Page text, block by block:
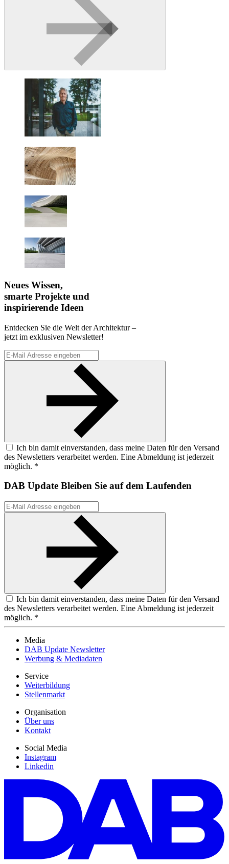
Neues Wissen,
smarte Projekte und
inspirierende Ideen
Entdecken Sie die Welt der Architektur –
jetzt im exklusiven Newsletter!
Ich bin damit einverstanden, dass meine Daten für den Versand
des Newsletters verarbeitet werden. Eine Abmeldung ist jederzeit
möglich. *
DAB Update Bleiben Sie auf dem Laufenden
Ich bin damit einverstanden, dass meine Daten für den Versand
des Newsletters verarbeitet werden. Eine Abmeldung ist jederzeit
möglich. *
Media
DAB Update Newsletter
Werbung & Mediadaten
Service
Weiterbildung
Stellenmarkt
Organisation
Über uns
Kontakt
Social Media
Instagram
Linkedin